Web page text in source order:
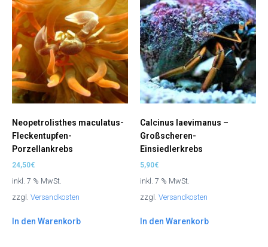
Neopetrolisthes maculatus-
Fleckentupfen-
Porzellankrebs
24,50€
inkl. 7 % MwSt.
zzgl. Versandkosten
In den Warenkorb
Calcinus laevimanus –
Großscheren-
Einsiedlerkrebs
5,90€
inkl. 7 % MwSt.
zzgl. Versandkosten
In den Warenkorb